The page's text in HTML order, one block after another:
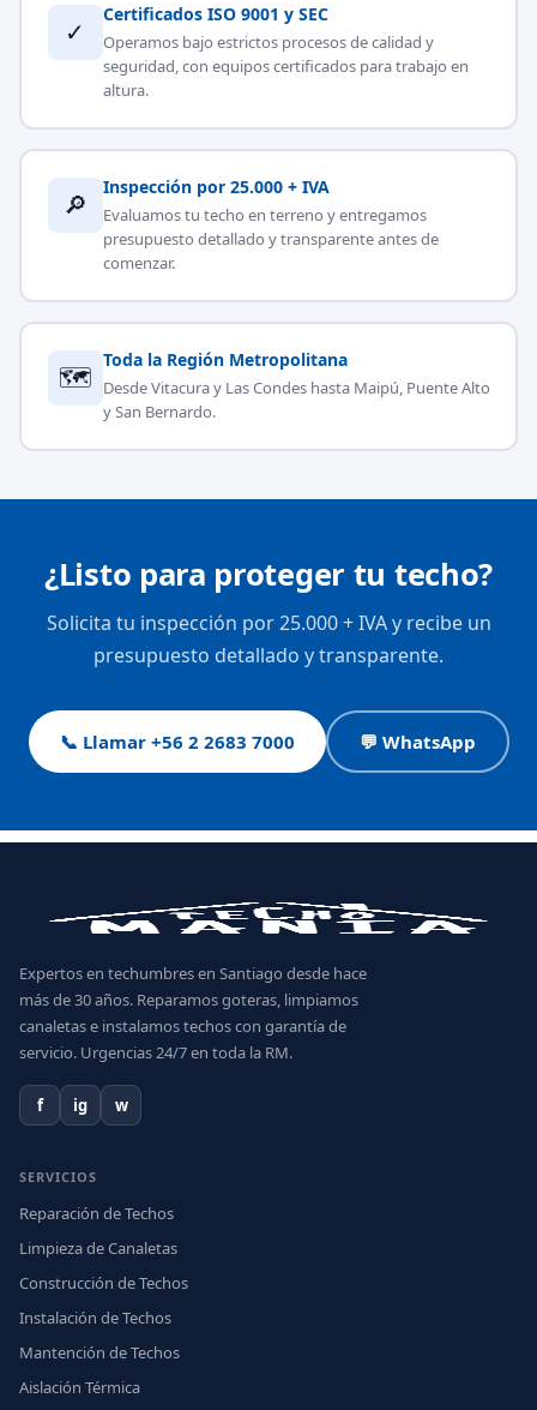
✓
Certificados ISO 9001 y SEC
Operamos bajo estrictos procesos de calidad y
seguridad, con equipos certificados para trabajo en
altura.
🔎
Inspección por 25.000 + IVA
Evaluamos tu techo en terreno y entregamos
presupuesto detallado y transparente antes de
comenzar.
🗺
Toda la Región Metropolitana
Desde Vitacura y Las Condes hasta Maipú, Puente Alto
y San Bernardo.
¿Listo para proteger tu techo?
Solicita tu inspección por 25.000 + IVA y recibe un
presupuesto detallado y transparente.
📞 Llamar +56 2 2683 7000 💬 WhatsApp
Expertos en techumbres en Santiago desde hace
más de 30 años. Reparamos goteras, limpiamos
canaletas e instalamos techos con garantía de
servicio. Urgencias 24/7 en toda la RM.
f ig w
SERVICIOS
Reparación de Techos
Limpieza de Canaletas
Construcción de Techos
Instalación de Techos
Mantención de Techos
Aislación Térmica